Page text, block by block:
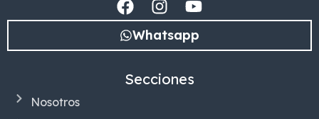
Whatsapp
Secciones
Nosotros